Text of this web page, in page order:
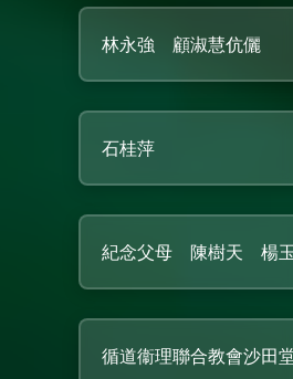
林永強 顧淑慧伉儷
石桂萍
紀念父母 陳樹天 楊
循道衞理聯合教會沙田